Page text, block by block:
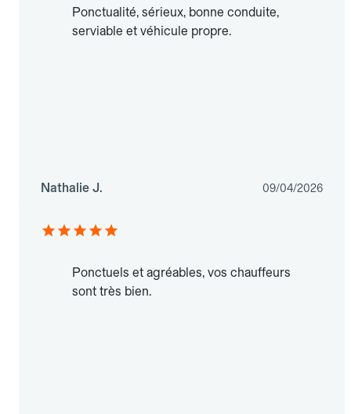
Ponctualité, sérieux, bonne conduite,
serviable et véhicule propre.
Nathalie J. 09/04/2026
Ponctuels et agréables, vos chauffeurs
sont très bien.